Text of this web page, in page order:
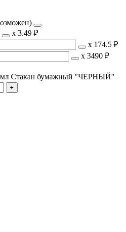
х 3.49 ₽
х 174.5 ₽
х 3490 ₽
мл Стакан бумажный "ЧЕРНЫЙ"